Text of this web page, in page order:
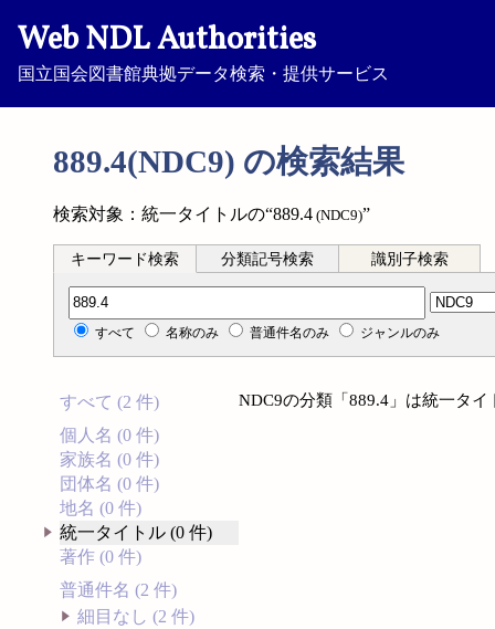
Web NDL Authorities
国立国会図書館典拠データ検索・提供サービス
889.4(NDC9) の検索結果
検索対象：統一タイトルの“889.4 (NDC9)”
キーワード検索 分類記号検索 識別子検索
分類記号検索
すべて 名称のみ 普通件名のみ ジャンルのみ
すべて (2 件)
個人名 (0 件)
家族名 (0 件)
団体名 (0 件)
地名 (0 件)
統一タイトル (0 件)
著作 (0 件)
普通件名 (2 件)
細目なし (2 件)
NDC9の分類「889.4」は統一タ